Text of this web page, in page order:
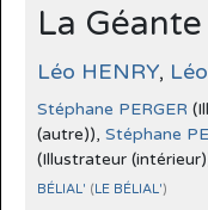
La
Léo HENRY,
Stéphane PERGER
(autre)), Stéphane
(Illustrateur
BÉLIAL' (LE BÉLIAL')